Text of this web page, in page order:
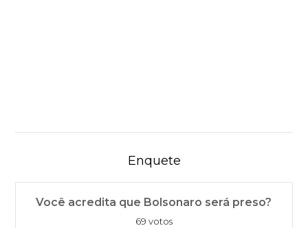
Enquete
Você acredita que Bolsonaro será preso?
69 votos